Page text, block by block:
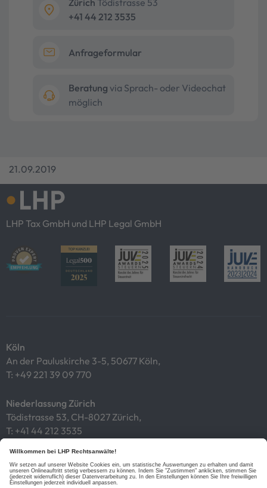
Zürich Tödistrasse 53
+41 44 212 3535
Anfrageformular
Beratung via Sprach- oder Videochat
möglich
21.09.2019
LHP Tax GmbH und LHP Legal GmbH
Köln
An der Pauluskirche 3-5, 50677 Köln,
T: +49 221 39 09 770
Niederlassung Zürich
Tödistrasse 53, CH-8027 Zürich,
T: +41 44 212 3535